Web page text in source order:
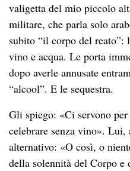
valigetta del mio piccolo
militare, che parla solo
subito “il corpo del reato”:
vino e acqua. Le porta
dopo averle annusate
“alcool”. E le sequestra.
Gli spiego: «Ci servono
celebrare senza vino». Lui,
alternativo: «O così, o
della solennità del Corpo e